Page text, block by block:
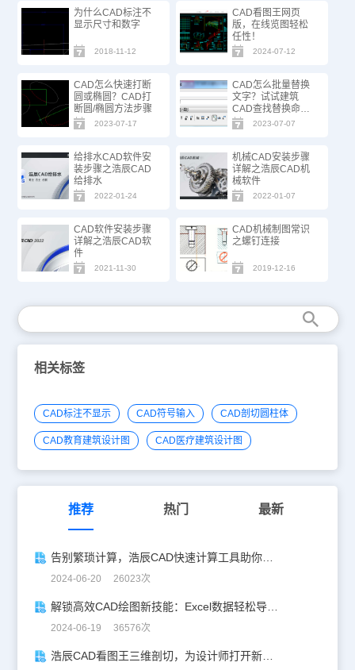
为什么CAD标注不
显示尺寸和数字
2018-11-12
CAD看图王网页
版，在线览图轻松
任性！
2024-07-12
CAD怎么快速打断
圆或椭圆？CAD打
断圆/椭圆方法步骤
2023-07-17
CAD怎么批量替换
文字？试试建筑
CAD查找替换命
令！
2023-07-07
给排水CAD软件安
装步骤之浩辰CAD
给排水
2022-01-24
机械CAD安装步骤
详解之浩辰CAD机
械软件
2022-01-07
CAD软件安装步骤
详解之浩辰CAD软
件
2021-11-30
CAD机械制图常识
之螺钉连接
2019-12-16
相关标签
CAD标注不显示 CAD符号输入 CAD剖切圆柱体
CAD教育建筑设计图 CAD医疗建筑设计图
推荐 热门 最新
告别繁琐计算，浩辰CAD快速计算工具助你一臂之力！
2024-06-20 26023次
解锁高效CAD绘图新技能：Excel数据轻松导入CAD
2024-06-19 36576次
浩辰CAD看图王三维剖切，为设计师打开新世界的大门！